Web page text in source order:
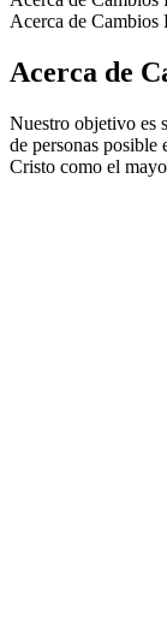
Acerca de Cambios
Acerca de
Nuestro objetivo es
de personas
Cristo como el